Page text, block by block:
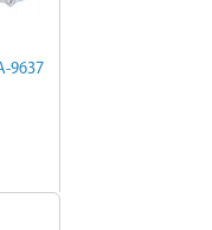
9637